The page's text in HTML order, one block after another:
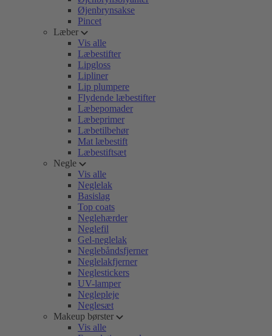
Øjenbrynsakse
Pincet
Læber
Vis alle
Læbestifter
Lipgloss
Lipliner
Lip plumpere
Flydende læbestifter
Læbepomader
Læbeprimer
Læbetilbehør
Mat læbestift
Læbestiftsæt
Negle
Vis alle
Neglelak
Basislag
Top coats
Neglehærder
Neglefil
Gel-neglelak
Neglebåndsfjerner
Neglelakfjerner
Neglestickers
UV-lamper
Neglepleje
Neglesæt
Makeup børster
Vis alle